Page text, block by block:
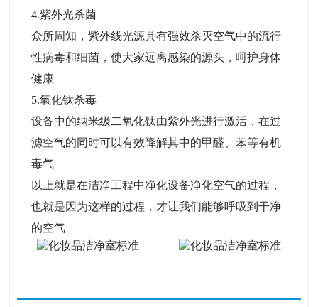
4.紫外光杀菌
众所周知，紫外线光源具有强效杀灭空气中的流行
性病毒和细菌，使大家远离感染的源头，呵护身体
健康
5.氧化钛杀毒
设备中的纳米级二氧化钛由紫外光进行激活，在过
滤空气的同时可以有效降解其中的甲醛、苯等有机
毒气
以上就是在洁净工程中净化设备净化空气的过程，
也就是因为这样的过程，才让我们能够呼吸到干净
的空气